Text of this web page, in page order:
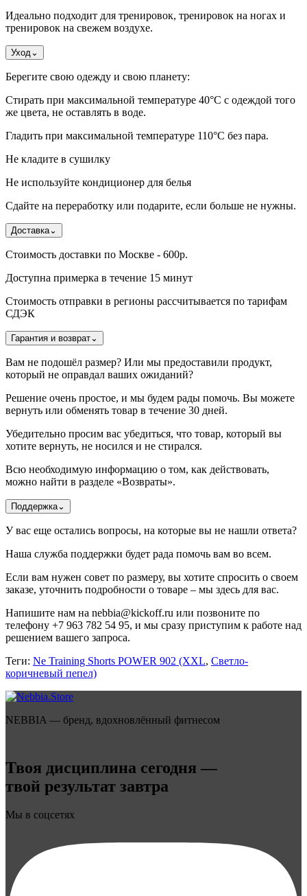
Идеально подходит для тренировок, тренировок на ногах и
тренировок на свежем воздухе.
Уход ⌄
Берегите свою одежду и свою планету:
Стирать при максимальной температуре 40°C с одеждой того
же цвета, не оставлять в воде.
Гладить при максимальной температуре 110°С без пара.
Не кладите в сушилку
Не используйте кондиционер для белья
Сдайте на переработку или подарите, если больше не нужны.
Доставка⌄
Стоимость доставки по Москве - 600р.
Доступна примерка в течение 15 минут
Стоимость отправки в регионы рассчитывается по тарифам
СДЭК
Гарантия и возврат⌄
Вам не подошёл размер? Или мы предоставили продукт,
который не оправдал ваших ожиданий?
Решение очень простое, и мы будем рады помочь. Вы можете
вернуть или обменять товар в течение 30 дней.
Убедительно просим вас убедиться, что товар, который вы
хотите вернуть, не носился и не стирался.
Всю необходимую информацию о том, как действовать,
можно найти в разделе «Возвраты».
Поддержка⌄
У вас еще остались вопросы, на которые вы не нашли ответа?
Наша служба поддержки будет рада помочь вам во всем.
Если вам нужен совет по размеру, вы хотите спросить о своем
заказе, уточнить подробности о товаре – мы здесь для вас.
Напишите нам на nebbia@kickoff.ru или позвоните по
телефону +7 963 782 54 95, и мы сразу приступим к работе над
решением вашего запроса.
Теги: Ne Training Shorts POWER 902 (XXL, Светло-
коричневый пепел)
NEBBIA — бренд, вдохновлённый фитнесом
Твоя дисциплина сегодня —
твой результат завтра
Мы в соцсетях